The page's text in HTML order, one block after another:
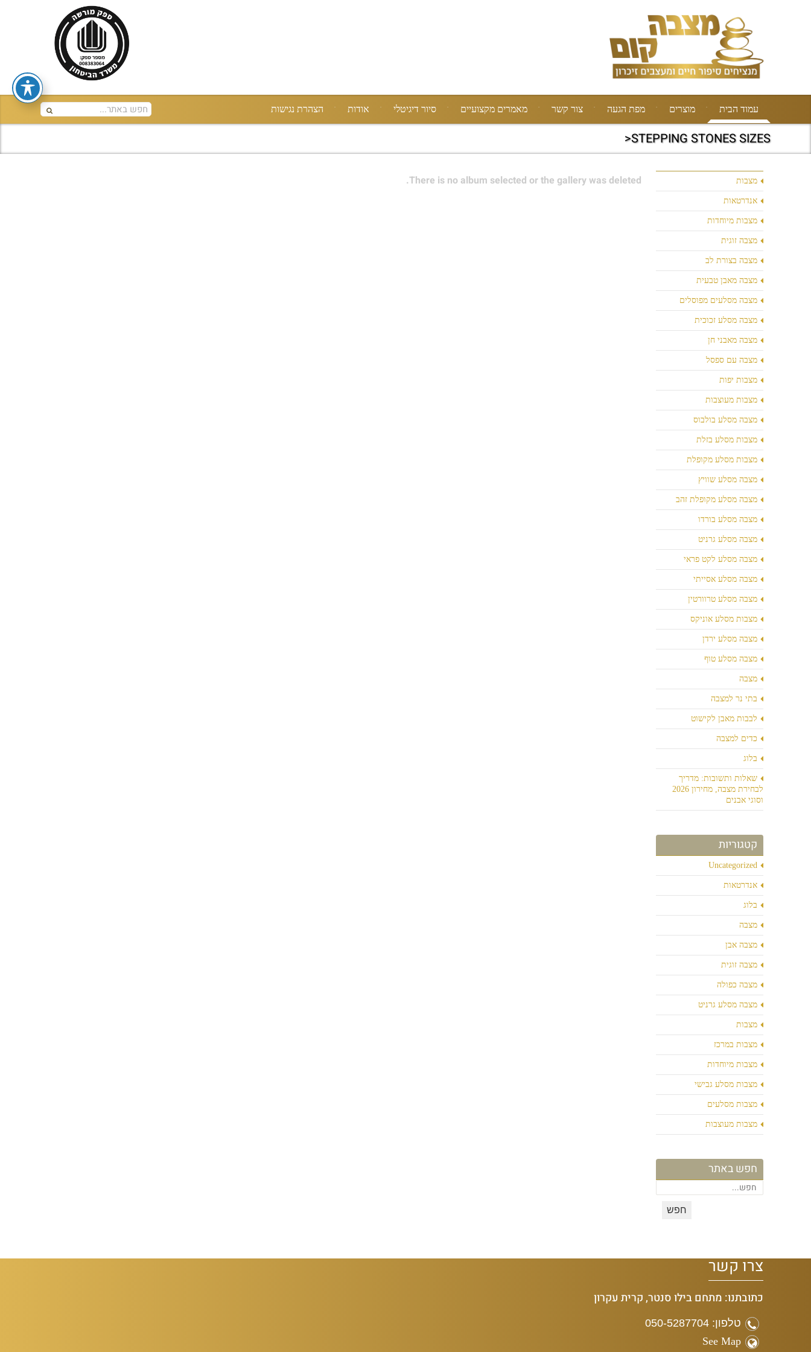
עמוד הבית מוצרים מפת הגעה צור קשר מאמרים מקצועיים סיור דיגיטלי אודות הצהרת נגישות
STEPPING STONES SIZES<
מצבות
אנדרטאות
מצבות מיוחדות
מצבה זוגית
מצבה בצורת לב
מצבה מאבן טבעית
מצבה מסלעים מפוסלים
מצבה מסלע זכוכית
מצבה מאבני חן
מצבה עם ספסל
מצבות יפות
מצבות מעוצבות
מצבה מסלע בולבוס
מצבות מסלע בזלת
מצבות מסלע מקופלת
מצבה מסלע שוויץ
מצבה מסלע מקופלת זהב
מצבה מסלע בורדו
מצבה מסלע גרניט
מצבה מסלע לקט פראי
מצבה מסלע אסייתי
מצבה מסלע טרוורטין
מצבות מסלע אוניקס
מצבה מסלע ירדן
מצבה מסלע טוף
מצבה
בתי נר למצבה
לבבות מאבן לקישוט
כדים למצבה
בלוג
שאלות ותשובות: מדריך
לבחירת מצבה, מחירון 2026
וסוגי אבנים
קטגוריות
Uncategorized
אנדרטאות
בלוג
מצבה
מצבה אבן
מצבה זוגית
מצבה כפולה
מצבה מסלע גרניט
מצבות
מצבות במרכז
מצבות מיוחדות
מצבות מסלע גבישי
מצבות מסלעים
מצבות מעוצבות
חפש באתר
There is no album selected or the gallery was deleted.
צרו קשר
כתובתנו: מתחם בילו סנטר, קרית עקרון
טלפון: 050-5287704
See Map